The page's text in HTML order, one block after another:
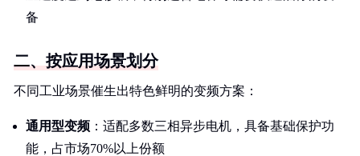
备
二、按应用场景划分
不同工业场景催生出特色鲜明的变频方案：
通用型变频 ：适配多数三相异步电机，具备基础保护功
能，占市场70%以上份额